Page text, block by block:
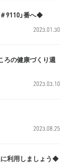
9110」番へ◆
2023.01.30
ろの健康づくり週
2023.03.10
2023.08.25
利用しましょう◆